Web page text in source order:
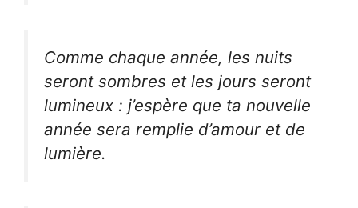
Comme chaque année, les nuits
seront sombres et les jours seront
lumineux : j’espère que ta nouvelle
année sera remplie d’amour et de
lumière.